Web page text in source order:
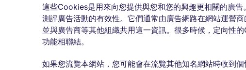
這些Cookies是用來向您提供與您和您的興趣更相關的廣
測評廣告活動的有效性。它們通常由廣告網路在網站運營
並與廣告商等其他組織共用這一資訊。很多時候，定向性
功能相聯結。
如果您流覽本網站，您可能會在流覽其他知名網站時收到